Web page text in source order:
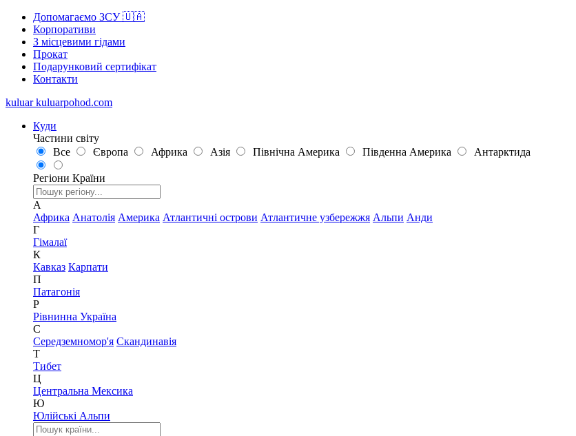
Допомагаємо ЗСУ 🇺🇦
Корпоративи
З місцевими гідами
Прокат
Подарунковий сертифікат
Контакти
kuluar kuluarpohod.com
Куди
Частини світу
Все
Європа Африка Азія Північна Америка Південна Америка Антарктида
Регіони Країни
А
Африка Анатолія Америка Атлантичні острови Атлантичне узбережжя Альпи Анди
Г
Гімалаї
К
Кавказ Карпати
П
Патагонія
Р
Рівнинна Україна
С
Середземномор'я Скандинавія
Т
Тибет
Ц
Центральна Мексика
Ю
Юлійські Альпи